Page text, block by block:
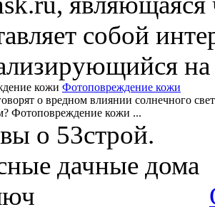
собой
Фотоповреждение кожи
о вредном влиянии солнечного
Фотоповреждение кожи ...